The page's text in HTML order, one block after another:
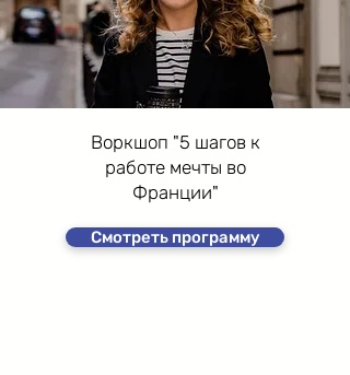
Воркшоп "5 шагов к
работе мечты во
Франции"
Смотреть программу